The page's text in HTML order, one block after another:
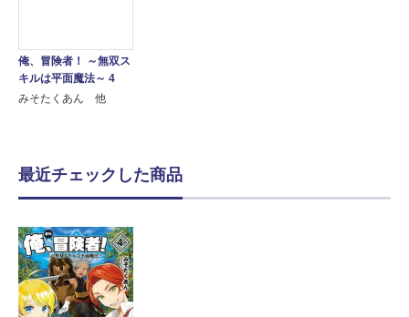
俺、冒険者！ ～無双ス
キルは平面魔法～ 4
みそたくあん 他
最近チェックした商品